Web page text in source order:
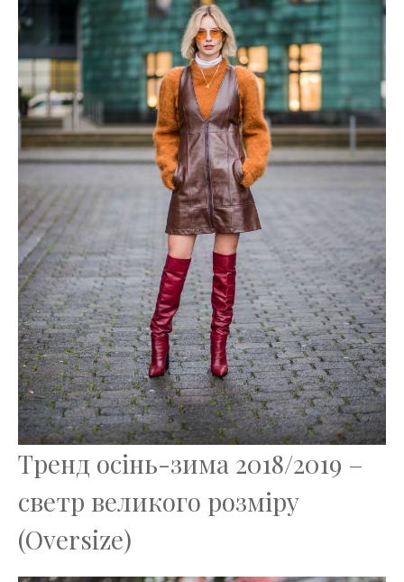
Тренд осінь-зима 2018/2019 –
светр великого розміру
(Oversize)